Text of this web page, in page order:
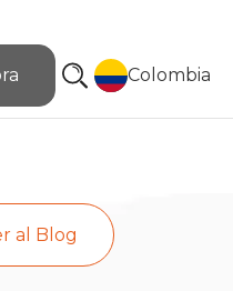
Colombia
al Blog